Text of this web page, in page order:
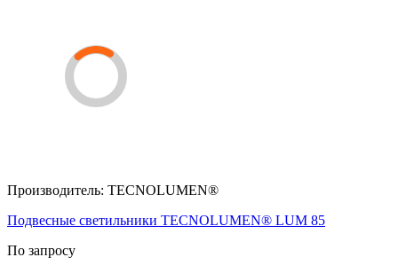
Производитель: TECNOLUMEN®
Подвесные светильники TECNOLUMEN® LUM 85
По запросу